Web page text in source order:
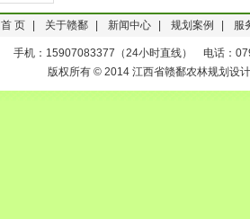
首 页 关于赣鄱 新闻中心 规划案例 服
手机：15907083377（24小时直线） 电话：
版权所有 © 2014 江西省赣鄱农林规划